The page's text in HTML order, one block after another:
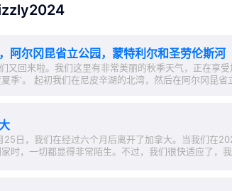
阿尔冈昆省立公园，蒙特利尔和圣劳伦斯河
又回来啦。我们这里有非常美丽的秋季天气，正在享受
季'。 起初我们在尼皮辛湖的北湾，然后在阿尔冈昆省
25日，我们在经过六个月后离开了加拿大。当我们在
时，一切都显得非常陌生。不过，我们很快适应了，我